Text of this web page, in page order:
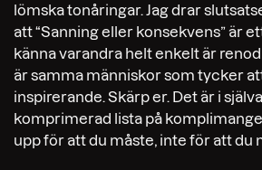
lömska tonåringar. Jag drar
att “Sanning eller konsekvens” är
känna varandra helt enkelt är
är samma människor som tycker
inspirerande. Skärp er. Det är i
komprimerad lista på
upp för att du måste, inte för att du